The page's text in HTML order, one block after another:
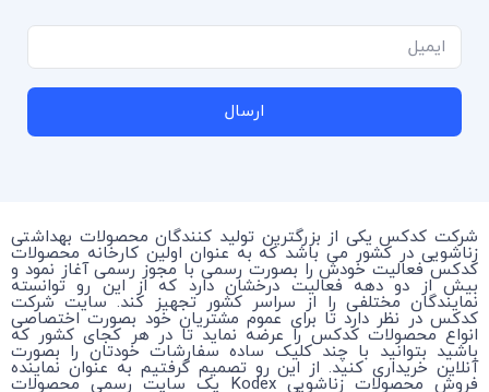
ارسال
شرکت کدکس یکی از بزرگترین تولید کنندگان محصولات بهداشتی
زناشویی در کشور می باشد که به عنوان اولین کارخانه محصولات
کدکس فعالیت خودش را بصورت رسمی با مجوز رسمی آغاز نمود و
بیش از دو دهه فعالیت درخشان دارد که از این رو توانسته
نمایندگان مختلفی را از سراسر کشور تجهیز کند. سایت شرکت
کدکس در نظر دارد تا برای عموم مشتریان خود بصورت اختصاصی
انواع محصولات کدکس را عرضه نماید تا در هر کجای کشور که
باشید بتوانید با چند کلیک ساده سفارشات خودتان را بصورت
آنلاین خریداری کنید. از این رو تصمیم گرفتیم به عنوان نماینده
فروش محصولات زناشویی Kodex یک سایت رسمی محصولات